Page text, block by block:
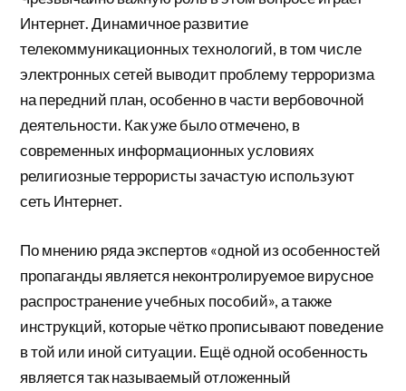
Интернет. Динамичное развитие
телекоммуникационных технологий, в том числе
электронных сетей выводит проблему терроризма
на передний план, особенно в части вербовочной
деятельности. Как уже было отмечено, в
современных информационных условиях
религиозные террористы зачастую используют
сеть Интернет.
По мнению ряда экспертов «одной из особенностей
пропаганды является неконтролируемое вирусное
распространение учебных пособий», а также
инструкций, которые чётко прописывают поведение
в той или иной ситуации. Ещё одной особенность
является так называемый отложенный